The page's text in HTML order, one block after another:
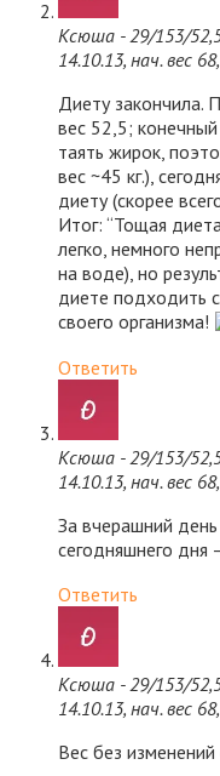
Ксюша - 29/153/
14.10.13, нач. вес
Диету закончила.
вес 52,5;
таять жирок,
вес ~45 кг.),
диету (скорее
Итог: “Тощая
легко, немного
на воде), но
диете подходить
своего организма!
Ответить
Ксюша - 29/153/
14.10.13, нач. вес
За вчерашний день
сегодняшнего дня
Ответить
Ксюша - 29/153/
14.10.13, нач. вес
Вес без